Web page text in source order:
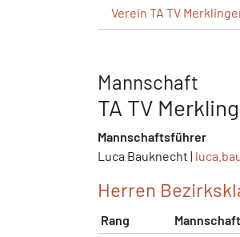
Verein TA TV
Mannschaft
TA TV
Mannschaftsführer
Luca Bauknecht |
Herren
Rang Mannschaft